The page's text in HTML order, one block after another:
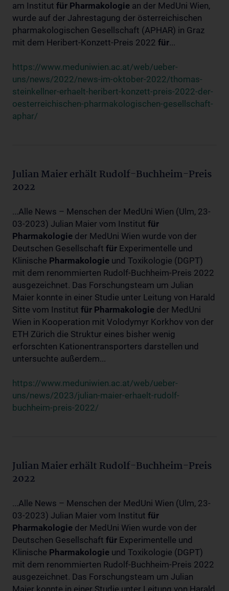
am Institut für Pharmakologie an der MedUni Wien,
wurde auf der Jahrestagung der österreichischen
pharmakologischen Gesellschaft (APHAR) in Graz
mit dem Heribert-Konzett-Preis 2022 für...
https://www.meduniwien.ac.at/web/ueber-
uns/news/2022/news-im-oktober-2022/thomas-
steinkellner-erhaelt-heribert-konzett-preis-2022-der-
oesterreichischen-pharmakologischen-gesellschaft-
aphar/
Julian Maier erhält Rudolf-Buchheim-Preis
2022
...Alle News – Menschen der MedUni Wien (Ulm, 23-
03-2023) Julian Maier vom Institut für
Pharmakologie der MedUni Wien wurde von der
Deutschen Gesellschaft für Experimentelle und
Klinische Pharmakologie und Toxikologie (DGPT)
mit dem renommierten Rudolf-Buchheim-Preis 2022
ausgezeichnet. Das Forschungsteam um Julian
Maier konnte in einer Studie unter Leitung von Harald
Sitte vom Institut für Pharmakologie der MedUni
Wien in Kooperation mit Volodymyr Korkhov von der
ETH Zürich die Struktur eines bisher wenig
erforschten Kationentransporters darstellen und
untersuchte außerdem...
https://www.meduniwien.ac.at/web/ueber-
uns/news/2023/julian-maier-erhaelt-rudolf-
buchheim-preis-2022/
Julian Maier erhält Rudolf-Buchheim-Preis
2022
...Alle News – Menschen der MedUni Wien (Ulm, 23-
03-2023) Julian Maier vom Institut für
Pharmakologie der MedUni Wien wurde von der
Deutschen Gesellschaft für Experimentelle und
Klinische Pharmakologie und Toxikologie (DGPT)
mit dem renommierten Rudolf-Buchheim-Preis 2022
ausgezeichnet. Das Forschungsteam um Julian
Maier konnte in einer Studie unter Leitung von Harald